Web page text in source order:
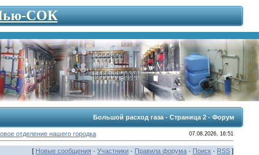
Нью-СОК
Большой расход газа - Страница 2 - Форум
отделение нашего городка 07.08.2026, 16:51
[ Новые сообщения· Участники· Правила форума· Поиск· RSS]